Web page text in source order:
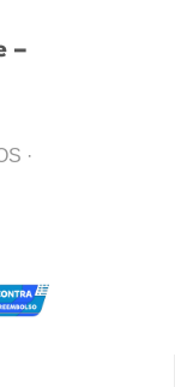
–
·